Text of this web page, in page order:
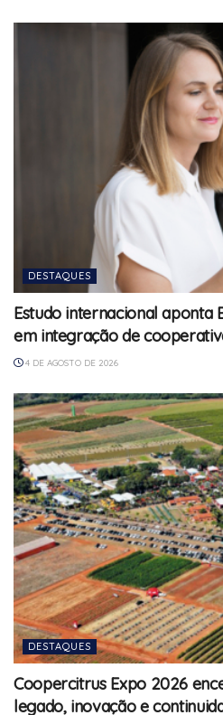
DESTAQUES
Estudo internacional aponta
em integração de
4 DE AGOSTO DE 2026
DESTAQUES
Coopercitrus Expo 2026
legado, inovação e